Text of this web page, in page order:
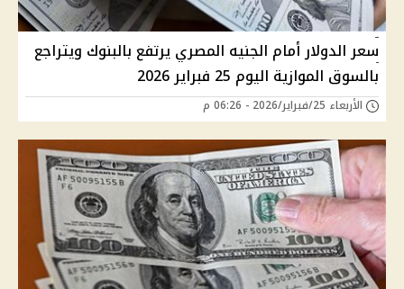
سعر الدولار أمام الجنيه المصري يرتفع بالبنوك ويتراجع
بالسوق الموازية اليوم 25 فبراير 2026
الأربعاء 25/فبراير/2026 - 06:26 م